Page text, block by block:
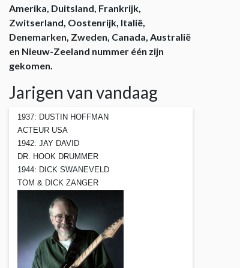
Amerika, Duitsland, Frankrijk,
Zwitserland, Oostenrijk, Italië,
Denemarken, Zweden, Canada, Australië
en Nieuw-Zeeland nummer één zijn
gekomen.
Jarigen van vandaag
1937: DUSTIN HOFFMAN
ACTEUR USA
1942: JAY DAVID
DR. HOOK DRUMMER
1944: DICK SWANEVELD
TOM & DICK ZANGER